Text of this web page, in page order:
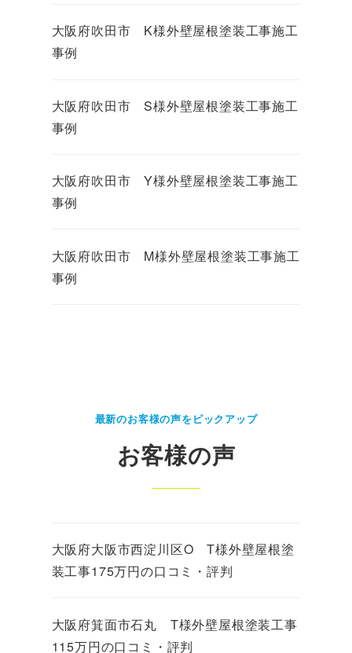
大阪府吹田市 K様外壁屋根塗装工事施工
事例
大阪府吹田市 S様外壁屋根塗装工事施工
事例
大阪府吹田市 Y様外壁屋根塗装工事施工
事例
大阪府吹田市 M様外壁屋根塗装工事施工
事例
最新のお客様の声をピックアップ
お客様の声
大阪府大阪市西淀川区O T様外壁屋根塗
装工事175万円の口コミ・評判
大阪府箕面市石丸 T様外壁屋根塗装工事
115万円の口コミ・評判